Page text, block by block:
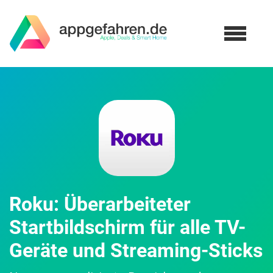
Roku: Überarbeiteter
Startbildschirm für alle TV-
Geräte und Streaming-Sticks